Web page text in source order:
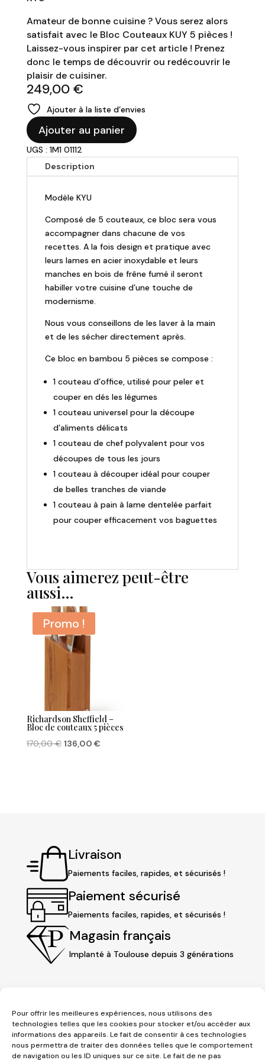
Pour offrir les meilleures expériences, nous utilisons des
technologies telles que les cookies pour stocker et/ou accéder aux
informations des appareils. Le fait de consentir à ces technologies
nous permettra de traiter des données telles que le comportement
de navigation ou les ID uniques sur ce site. Le fait de ne pas
Amateur de bonne cuisine ? Vous serez alors
satisfait avec le Bloc Couteaux KUY 5 pièces !
Laissez-vous inspirer par cet article ! Prenez
donc le temps de découvrir ou redécouvrir le
plaisir de cuisiner.
249,00 €
Ajouter à la liste d’envies
quantité
de
Richardson
Sheffield
-
couteaux
pièces
Ajouter au panier
UGS : 1M1 01112
Description
Modèle KYU
Composé de 5 couteaux, ce bloc sera vous
accompagner dans chacune de vos
recettes. A la fois design et pratique avec
leurs lames en acier inoxydable et leurs
manches en bois de frêne fumé il seront
habiller votre cuisine d’une touche de
modernisme.
Nous vous conseillons de les laver à la main
et de les sécher directement après.
Ce bloc en bambou 5 pièces se compose :
1 couteau d’office, utilisé pour peler et
couper en dés les légumes
1 couteau universel pour la découpe
d’aliments délicats
1 couteau de chef polyvalent pour vos
découpes de tous les jours
1 couteau à découper idéal pour couper
de belles tranches de viande
1 couteau à pain à lame dentelée parfait
pour couper efficacement vos baguettes
Vous aimerez peut-être
aussi…
Promo !
Richardson Sheffield –
Bloc de couteaux 5 pièces
170,00€ Le
136,00 €Le
Livraison
Paiements faciles, rapides, et sécurisés !
Paiement sécurisé
Paiements faciles, rapides, et sécurisés !
Magasin français
Implanté à Toulouse depuis 3 générations